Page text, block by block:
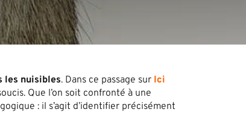
les nuisibles. Dans ce passage sur Ici
Que l’on soit confronté à une
: il s’agit d’identifier précisément